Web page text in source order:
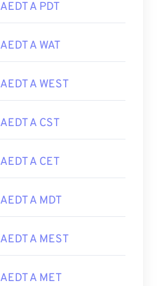
AEDT A PDT
AEDT A WAT
AEDT A WEST
AEDT A CST
AEDT A CET
AEDT A MDT
AEDT A MEST
AEDT A MET